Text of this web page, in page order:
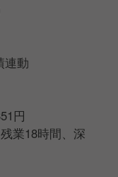
連動
円
業18時間、深